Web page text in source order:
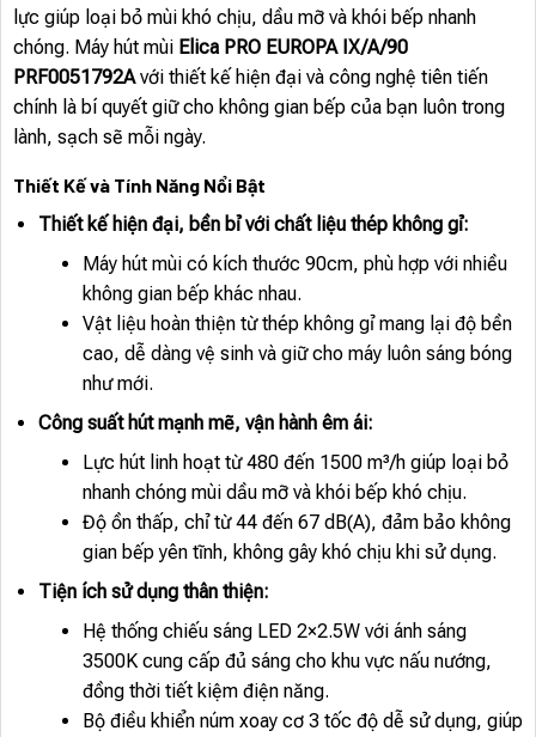
lực giúp loại bỏ mùi khó chịu, dầu mỡ và khói bếp nhanh
chóng. Máy hút mùi Elica PRO EUROPA IX/A/90
PRF0051792Avới thiết kế hiện đại và công nghệ tiên tiến
chính là bí quyết giữ cho không gian bếp của bạn luôn trong
lành, sạch sẽ mỗi ngày.
Thiết Kế và Tính Năng Nổi Bật
Thiết kế hiện đại, bền bỉ với chất liệu thép không gỉ:
Máy hút mùi có kích thước 90cm, phù hợp với nhiều
không gian bếp khác nhau.
Vật liệu hoàn thiện từ thép không gỉ mang lại độ bền
cao, dễ dàng vệ sinh và giữ cho máy luôn sáng bóng
như mới.
Công suất hút mạnh mẽ, vận hành êm ái:
Lực hút linh hoạt từ 480 đến 1500 m³/h giúp loại bỏ
nhanh chóng mùi dầu mỡ và khói bếp khó chịu.
Độ ồn thấp, chỉ từ 44 đến 67 dB(A), đảm bảo không
gian bếp yên tĩnh, không gây khó chịu khi sử dụng.
Tiện ích sử dụng thân thiện:
Hệ thống chiếu sáng LED 2×2.5W với ánh sáng
3500K cung cấp đủ sáng cho khu vực nấu nướng,
đồng thời tiết kiệm điện năng.
Bộ điều khiển núm xoay cơ 3 tốc độ dễ sử dụng, giúp